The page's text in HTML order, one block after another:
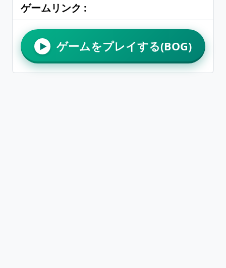
ゲームリンク :
▶ ゲームをプレイする(BOG)